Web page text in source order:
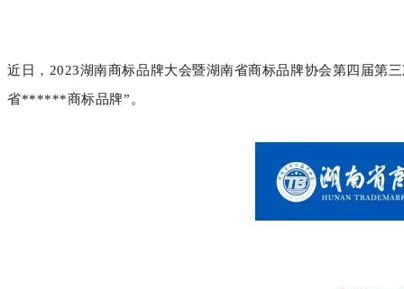
近日，2023湖南商标品牌大会暨湖南省商标品牌协会第四届
省******商标品牌”。